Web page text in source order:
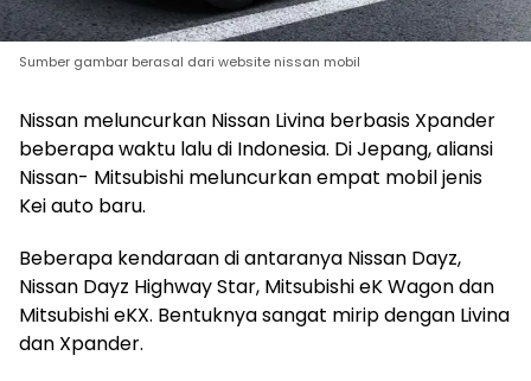
Sumber gambar berasal dari website nissan mobil
Nissan meluncurkan Nissan Livina berbasis Xpander
beberapa waktu lalu di Indonesia. Di Jepang, aliansi
Nissan- Mitsubishi meluncurkan empat mobil jenis
Kei auto baru.
Beberapa kendaraan di antaranya Nissan Dayz,
Nissan Dayz Highway Star, Mitsubishi eK Wagon dan
Mitsubishi eKX. Bentuknya sangat mirip dengan Livina
dan Xpander.